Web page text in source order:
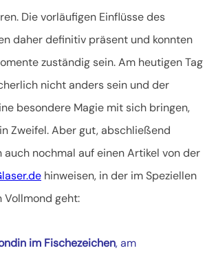
Die vorläufigen Einflüsse des
daher definitiv präsent und konnten
zuständig sein. Am heutigen Tag
nicht anders sein und der
besondere Magie mit sich bringen,
Zweifel. Aber gut, abschließend
auch nochmal auf einen Artikel von der
hinweisen, in der im Speziellen
Vollmond geht:
im Fischezeichen, am